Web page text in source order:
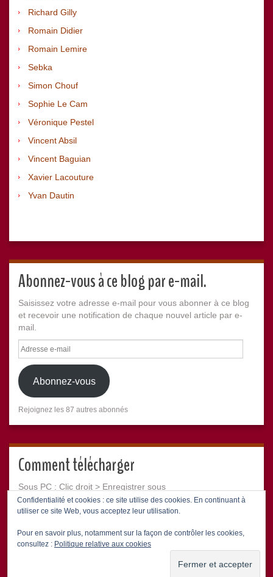
Richard Gilly
Romain Didier
Romain Lemire
Sebka
Simon Chouf
Sophie Le Cam
Véronique Pestel
Vincent Absil
Vincent Baguian
Xavier Lacouture
Yvan Dautin
Abonnez-vous à ce blog par e-mail.
Saisissez votre adresse e-mail pour vous abonner à ce blog
et recevoir une notification de chaque nouvel article par e-
mail.
Adresse
e-
mail
Abonnez-vous
Rejoignez les 87 autres abonnés
Comment télécharger
Sous PC : Clic droit > Enregistrer sous
Sous Mac : CTRL + Clic > Télécharger le fichier lié
Le temps ne fait rien à l'affaire – Marmite FM (88.4)
Confidentialité et cookies : ce site utilise des cookies. En continuant à
utiliser ce site Web, vous acceptez leur utilisation.
Pour en savoir plus, notamment sur la façon de contrôler les cookies,
consultez : Politique relative aux cookies